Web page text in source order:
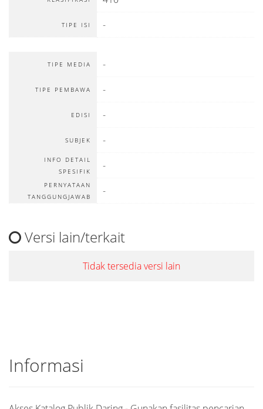
TIPE ISI -
TIPE MEDIA -
TIPE PEMBAWA -
EDISI -
SUBJEK -
INFO DETAIL
SPESIFIK
-
PERNYATAAN
TANGGUNGJAWAB
-
Versi lain/terkait
Tidak tersedia versi lain
Informasi